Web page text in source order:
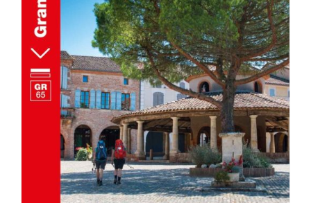
AJOUTER AU PANIER / DÉTAILS